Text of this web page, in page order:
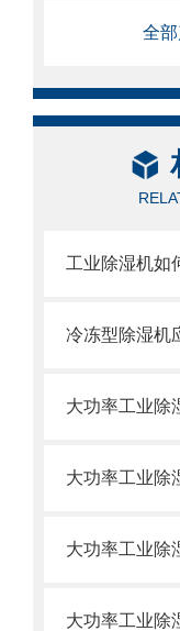
全
工业除湿机如
冷冻型除湿机